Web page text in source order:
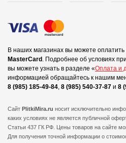
В наших магазинах вы можете оплатить
MasterCard . Подробнее об условиях
вы можете узнать в разделе «Оплата и
информацией обращайтесь к нашим
8 (985) 185-49-84, 8 (985) 540-37-87 и 8
Сайт PlitkiMira.ru носит исключительно
каких условиях не является публичной
Статьи 437 ГК РФ. Цены товаров на сайте
Для получения точной информации о